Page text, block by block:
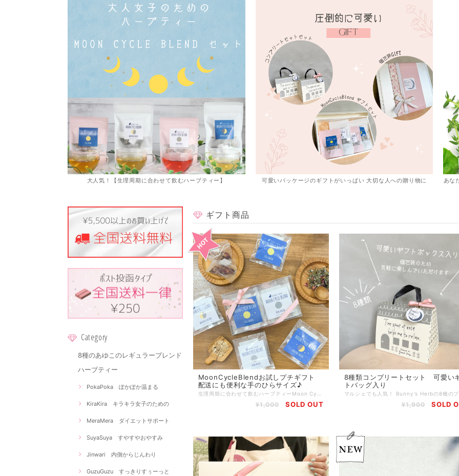
大人気！【生理周期に合わせて飲むハーブティー】 可愛いパッケージのギフトがいっぱい 大切な人への贈り物に
あな
Category
8種のあゆこのレギュラーブレンド
ハーブティー
PokaPoka ぽかぽか温まる
KiraKira キラキラ女子のための
MeraMera ダイエットサポート
SuyaSuya すやすやおやすみ
Jinwari 内側からじんわり
GuzuGuzu すっきりすぅーっと
ギフト商品
MoonCycleBlendお試しプチギフト
配送にも便利な手のひらサイズ♪
¥1,000 SOLD OUT
8種類コンプリートセット 可愛い
トバッグ入り
¥1,900 SOLD